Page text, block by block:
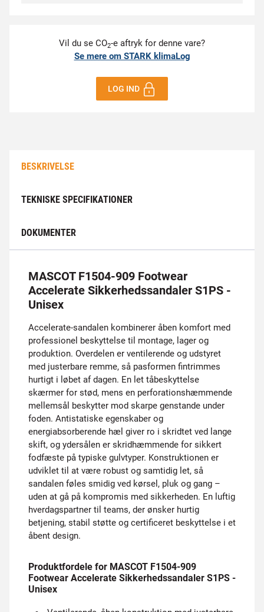
Vil du se CO2-e aftryk for denne vare?
Se mere om STARK klimaLog
LOG IND
BESKRIVELSE
TEKNISKE SPECIFIKATIONER
DOKUMENTER
MASCOT F1504-909 Footwear
Accelerate Sikkerhedssandaler S1PS -
Unisex
Accelerate-sandalen kombinerer åben komfort med
professionel beskyttelse til montage, lager og
produktion. Overdelen er ventilerende og udstyret
med justerbare remme, så pasformen fintrimmes
hurtigt i løbet af dagen. En let tåbeskyttelse
skærmer for stød, mens en perforationshæmmende
mellemsål beskytter mod skarpe genstande under
foden. Antistatiske egenskaber og
energiabsorberende hæl giver ro i skridtet ved lange
skift, og ydersålen er skridhæmmende for sikkert
fodfæste på typiske gulvtyper. Konstruktionen er
udviklet til at være robust og samtidig let, så
sandalen føles smidig ved kørsel, pluk og gang –
uden at gå på kompromis med sikkerheden. En luftig
hverdagspartner til teams, der ønsker hurtig
betjening, stabil støtte og certificeret beskyttelse i et
åbent design.
Produktfordele for MASCOT F1504-909
Footwear Accelerate Sikkerhedssandaler S1PS -
Unisex